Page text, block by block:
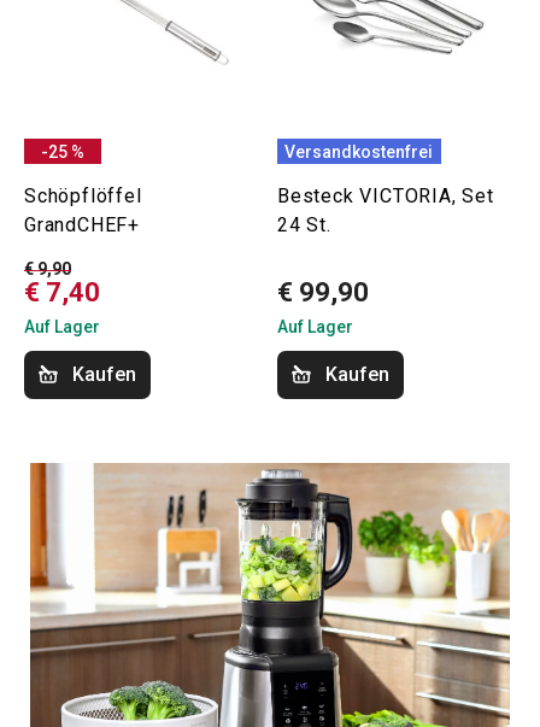
-25 %
Schöpflöffel
GrandCHEF+
€ 9,90
€ 7,40
Auf Lager
Kaufen
Versandkostenfrei
Besteck VICTORIA, Set
24 St.
€ 99,90
Auf Lager
Kaufen